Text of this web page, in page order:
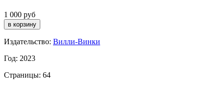
1 000 руб
Издательство: Вилли-Винки
Год: 2023
Страницы: 64